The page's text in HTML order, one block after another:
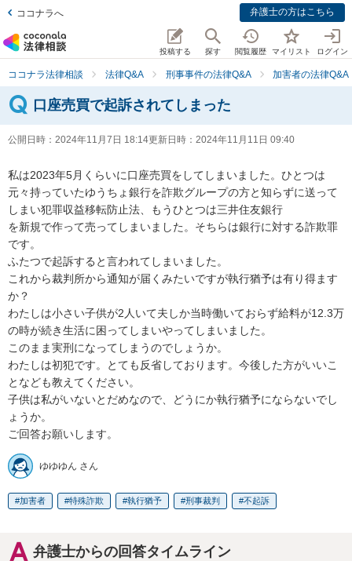
ココナラへ 弁護士の方はこちら
投稿する 探す 閲覧履歴 マイリスト ログイン
ココナラ法律相談 法律Q&A 刑事事件の法律Q&A 加害者の法律Q&A
口座売買で起訴されてしまった
公開日時： 2024年11月7日 18:14更新日時： 2024年11月11日 09:40
私は2023年5月くらいに口座売買をしてしまいました。ひとつは
元々持っていたゆうちょ銀行を詐欺グループの方と知らずに送って
しまい犯罪収益移転防止法、もうひとつは三井住友銀行
を新規で作って売ってしまいました。そちらは銀行に対する詐欺罪
です。
ふたつで起訴すると言われてしまいました。
これから裁判所から通知が届くみたいですが執行猶予は有り得ます
か？
わたしは小さい子供が2人いて夫しか当時働いておらず給料が12.3万
の時が続き生活に困ってしまいやってしまいました。
このまま実刑になってしまうのでしょうか。
わたしは初犯です。とても反省しております。今後した方がいいこ
となども教えてください。
子供は私がいないとだめなので、どうにか執行猶予にならないでし
ょうか。
ご回答お願いします。
ゆゆゆん さん
加害者 特殊詐欺 執行猶予 刑事裁判 不起訴
弁護士からの回答タイムライン